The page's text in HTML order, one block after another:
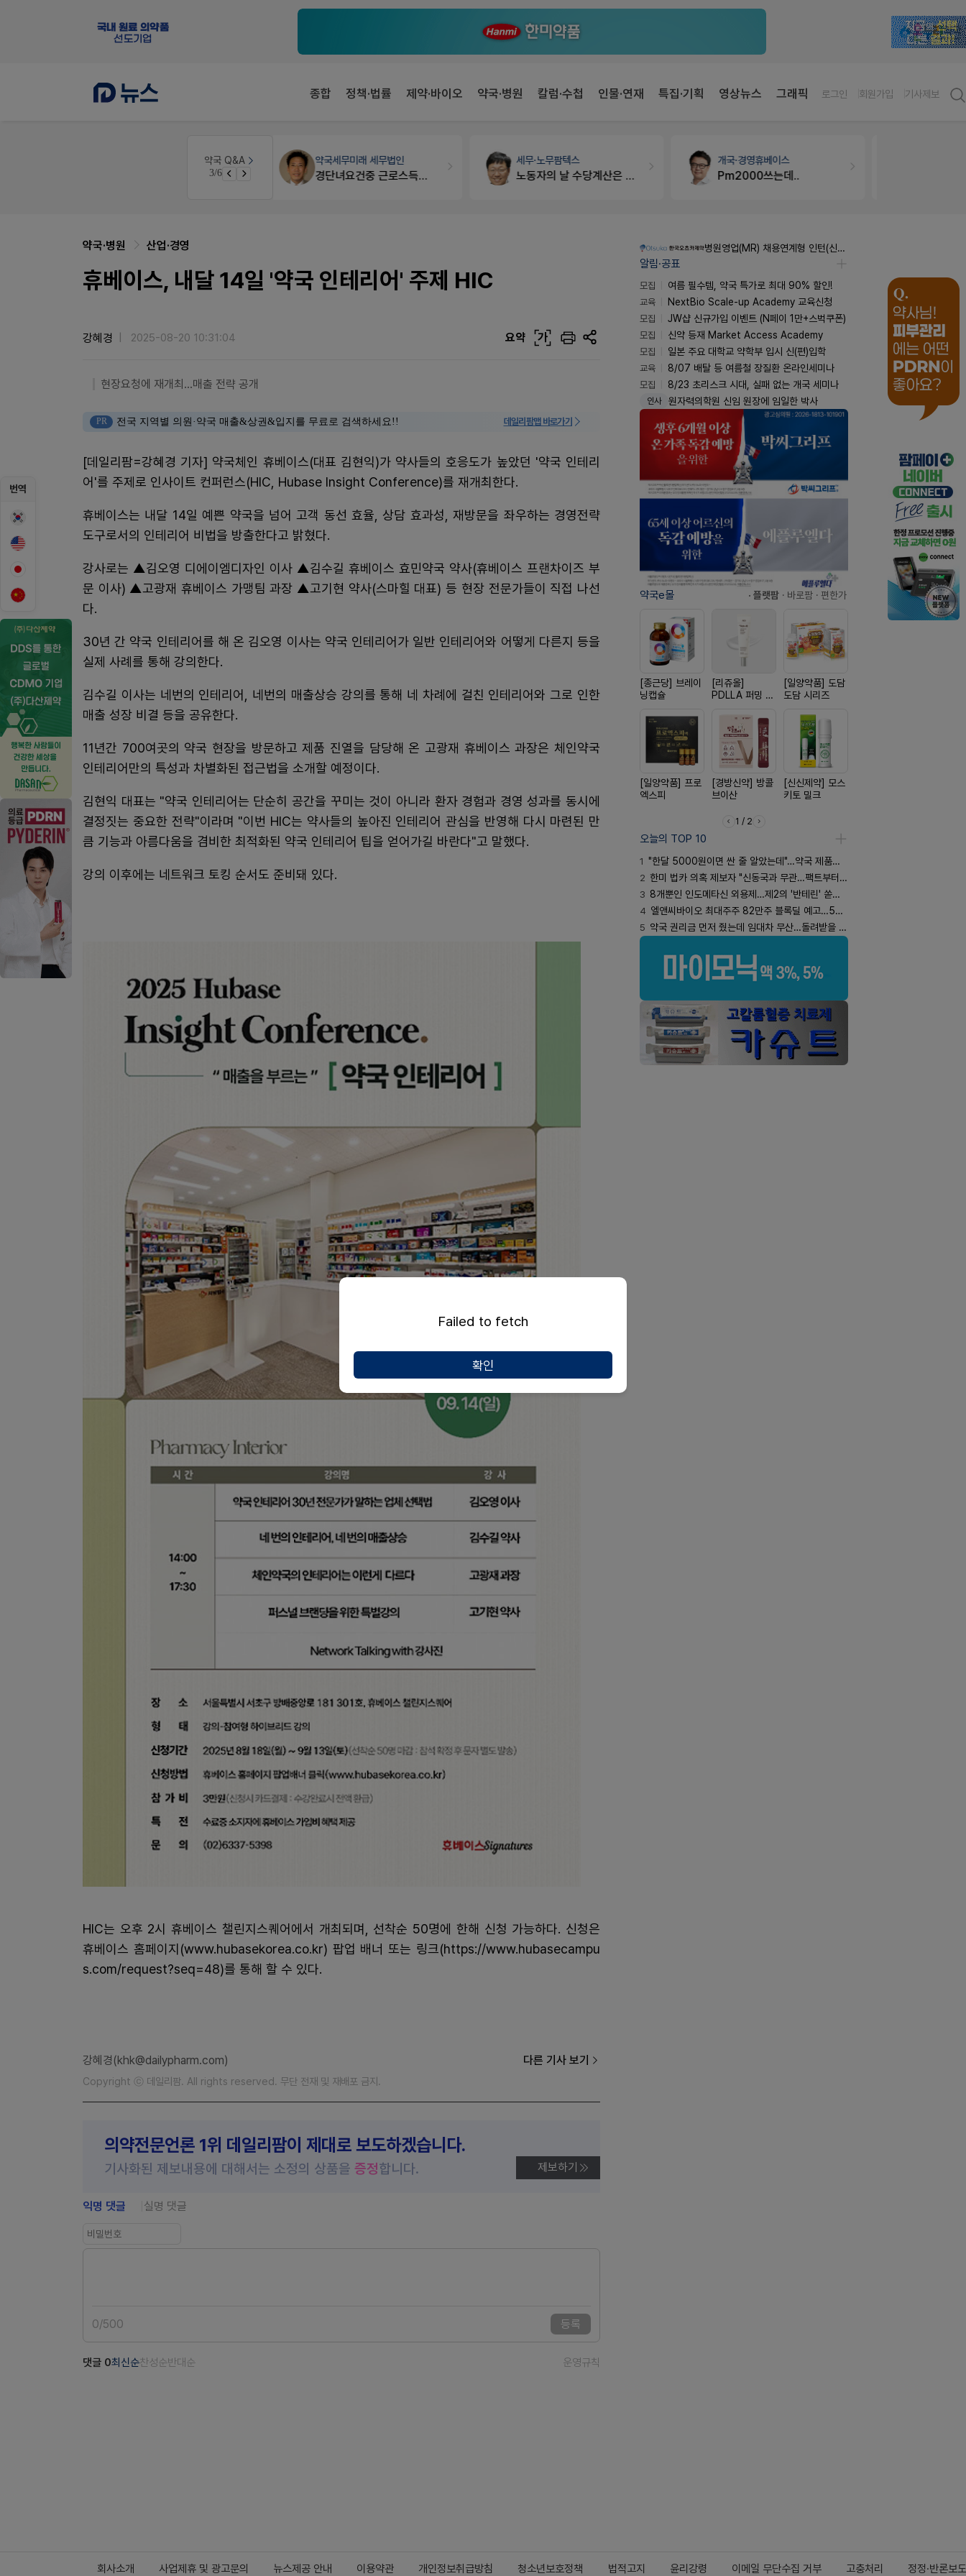
종합 정책·법률 제약·바이오 약국·병원 칼럼·수첩 인물·연재 특집·기획 영상뉴스 그래픽 로그인 회원가입 기사제보
약국 Q&A
3/6
생각자국 디자인 약국세무미래 세무법인
경단녀요건중 근로스득원천징수액
세무·노무팜텍스
노동자의 날 수당계산은 어떻게 되나요
개국·경영휴베이스
Pm2000쓰는데..
번역
약국·병원 산업·경영
휴베이스, 내달 14일 '약국 인테리어' 주제 HIC
강혜경 2025-08-20 10:31:04 요약 가
현장요청에 재개최…매출 전략 공개
PR 전국 지역별 의원·약국 매출&상권&입지를 무료로 검색하세요!! 데일리팜맵 바로가기
[데일리팜=강혜경 기자] 약국체인 휴베이스(대표 김현익)가 약사들의 호응도가 높았던 '약국 인테리
어'를 주제로 인사이트 컨퍼런스(HIC, Hubase Insight Conference)를 재개최한다.
휴베이스는 내달 14일 예쁜 약국을 넘어 고객 동선 효율, 상담 효과성, 재방문을 좌우하는 경영전략
도구로서의 인테리어 비법을 방출한다고 밝혔다.
강사로는 ▲김오영 디에이엠디자인 이사 ▲김수길 휴베이스 효민약국 약사(휴베이스 프랜차이즈 부
문 이사) ▲고광재 휴베이스 가맹팀 과장 ▲고기현 약사(스마힐 대표) 등 현장 전문가들이 직접 나선
다.
30년 간 약국 인테리어를 해 온 김오영 이사는 약국 인테리어가 일반 인테리어와 어떻게 다른지 등을
실제 사례를 통해 강의한다.
김수길 이사는 네번의 인테리어, 네번의 매출상승 강의를 통해 네 차례에 걸친 인테리어와 그로 인한
매출 성장 비결 등을 공유한다.
11년간 700여곳의 약국 현장을 방문하고 제품 진열을 담당해 온 고광재 휴베이스 과장은 체인약국
인테리어만의 특성과 차별화된 접근법을 소개할 예정이다.
김현익 대표는 "약국 인테리어는 단순히 공간을 꾸미는 것이 아니라 환자 경험과 경영 성과를 동시에
결정짓는 중요한 전략"이라며 "이번 HIC는 약사들의 높아진 인테리어 관심을 반영해 다시 마련된 만
큼 기능과 아름다움을 겸비한 최적화된 약국 인테리어 팁을 얻어가길 바란다"고 말했다.
강의 이후에는 네트워크 토킹 순서도 준비돼 있다.
HIC는 오후 2시 휴베이스 챌린지스퀘어에서 개최되며, 선착순 50명에 한해 신청 가능하다. 신청은
휴베이스 홈페이지(www.hubasekorea.co.kr) 팝업 배너 또는 링크(https://www.hubasecampu
s.com/request?seq=48)를 통해 할 수 있다.
강혜경(khk@dailypharm.com) 다른 기사 보기
Copyright ⓒ 데일리팜. All rights reserved. 무단 전재 및 재배포 금지.
의약전문언론 1위 데일리팜이 제대로 보도하겠습니다.
기사화된 제보내용에 대해서는 소정의 상품을 증정합니다. 제보하기
익명 댓글 실명 댓글
0/500 등록
댓글 0최신순찬성순반대순 운영규칙
병원영업(MR) 채용연계형 인턴(신입사원) 모집 공고
알림·공표
모집
여름 필수템, 약국 특가로 최대 90% 할인!
교육
NextBio Scale-up Academy 교육신청
모집
JW샵 신규가입 이벤트 (N페이 1만+스벅쿠폰)
모집
신약 등재 Market Access Academy
모집
일본 주요 대학교 약학부 입시 신(편)입학
교육
8/07 배탈 등 여름철 장질환 온라인세미나
모집
8/23 초리스크 시대, 실패 없는 개국 세미나
인사 원자력의학원 신임 원장에 임일한 박사
약국e몰 · 플랫팜 · 바로팜 · 편한가
[종근당] 브레이
닝캡슐
[리쥬올]
PDLLA 퍼밍 크
[일양약품] 도담
도담 시리즈
[일양약품] 프로
엑스피
[경방신약] 방콜
브이산
[신신제약] 모스
키토 밀크
1 / 2
오늘의 TOP 10
1 "한달 5000원이면 싼 줄 알았는데"…약국 제품과 비교해보니
2 한미 법카 의혹 제보자 "신동국과 무관…팩트부터 따져야"
3 8개뿐인 인도메타신 외용제…제2의 '반테린' 쏟아지나
4 엘앤씨바이오 최대주주 82만주 블록딜 예고…500억 규모
5 약국 권리금 먼저 줬는데 임대차 무산…돌려받을 수 있을까
회사소개 사업제휴 및 광고문의 뉴스제공 안내 이용약관 개인정보취급방침 청소년보호정책 법적고지 윤리강령 이메일 무단수집 거부 고충처리 정정·반론보도
Failed to fetch
확인